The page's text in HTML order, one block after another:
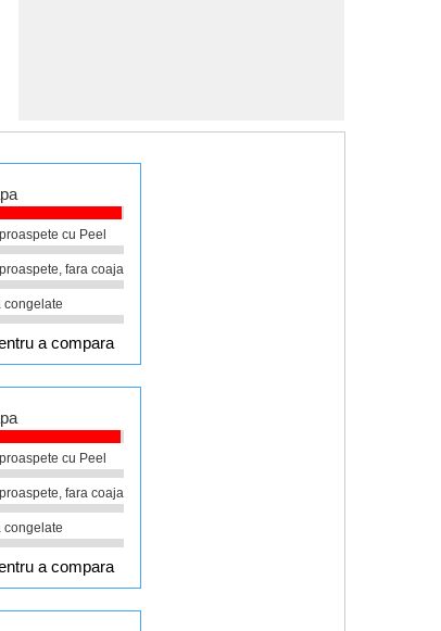
cu Peel
fara coaja
congelate
a compara
cu Peel
fara coaja
congelate
a compara